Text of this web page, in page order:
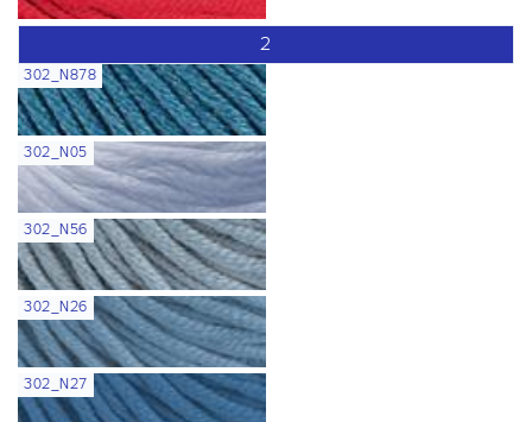
2
302_N878
302_N05
302_N56
302_N26
302_N27